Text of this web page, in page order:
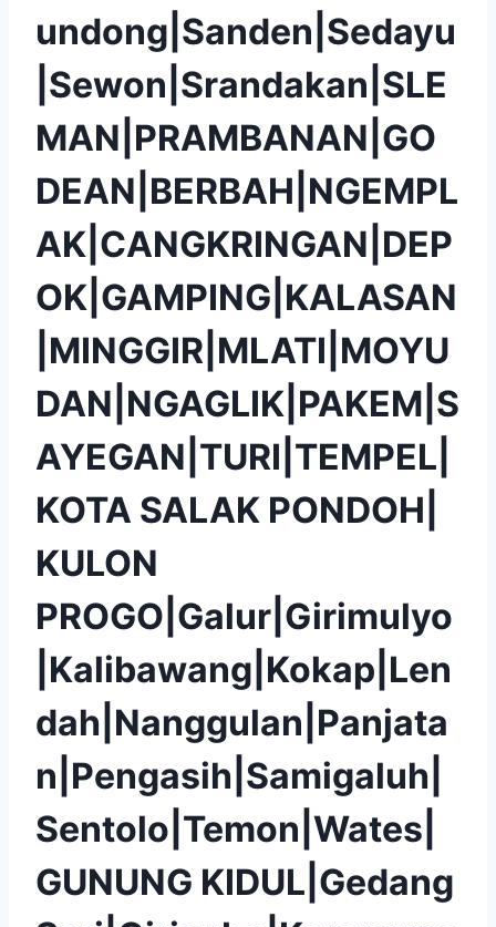
undong|Sanden|Sedayu
|Sewon|Srandakan|SLE
MAN|PRAMBANAN|GO
DEAN|BERBAH|NGEMPL
AK|CANGKRINGAN|DEP
OK|GAMPING|KALASAN
|MINGGIR|MLATI|MOYU
DAN|NGAGLIK|PAKEM|S
AYEGAN|TURI|TEMPEL|
KOTA SALAK PONDOH|
KULON
PROGO|Galur|Girimulyo
|Kalibawang|Kokap|Len
dah|Nanggulan|Panjata
n|Pengasih|Samigaluh|
Sentolo|Temon|Wates|
GUNUNG KIDUL|Gedang